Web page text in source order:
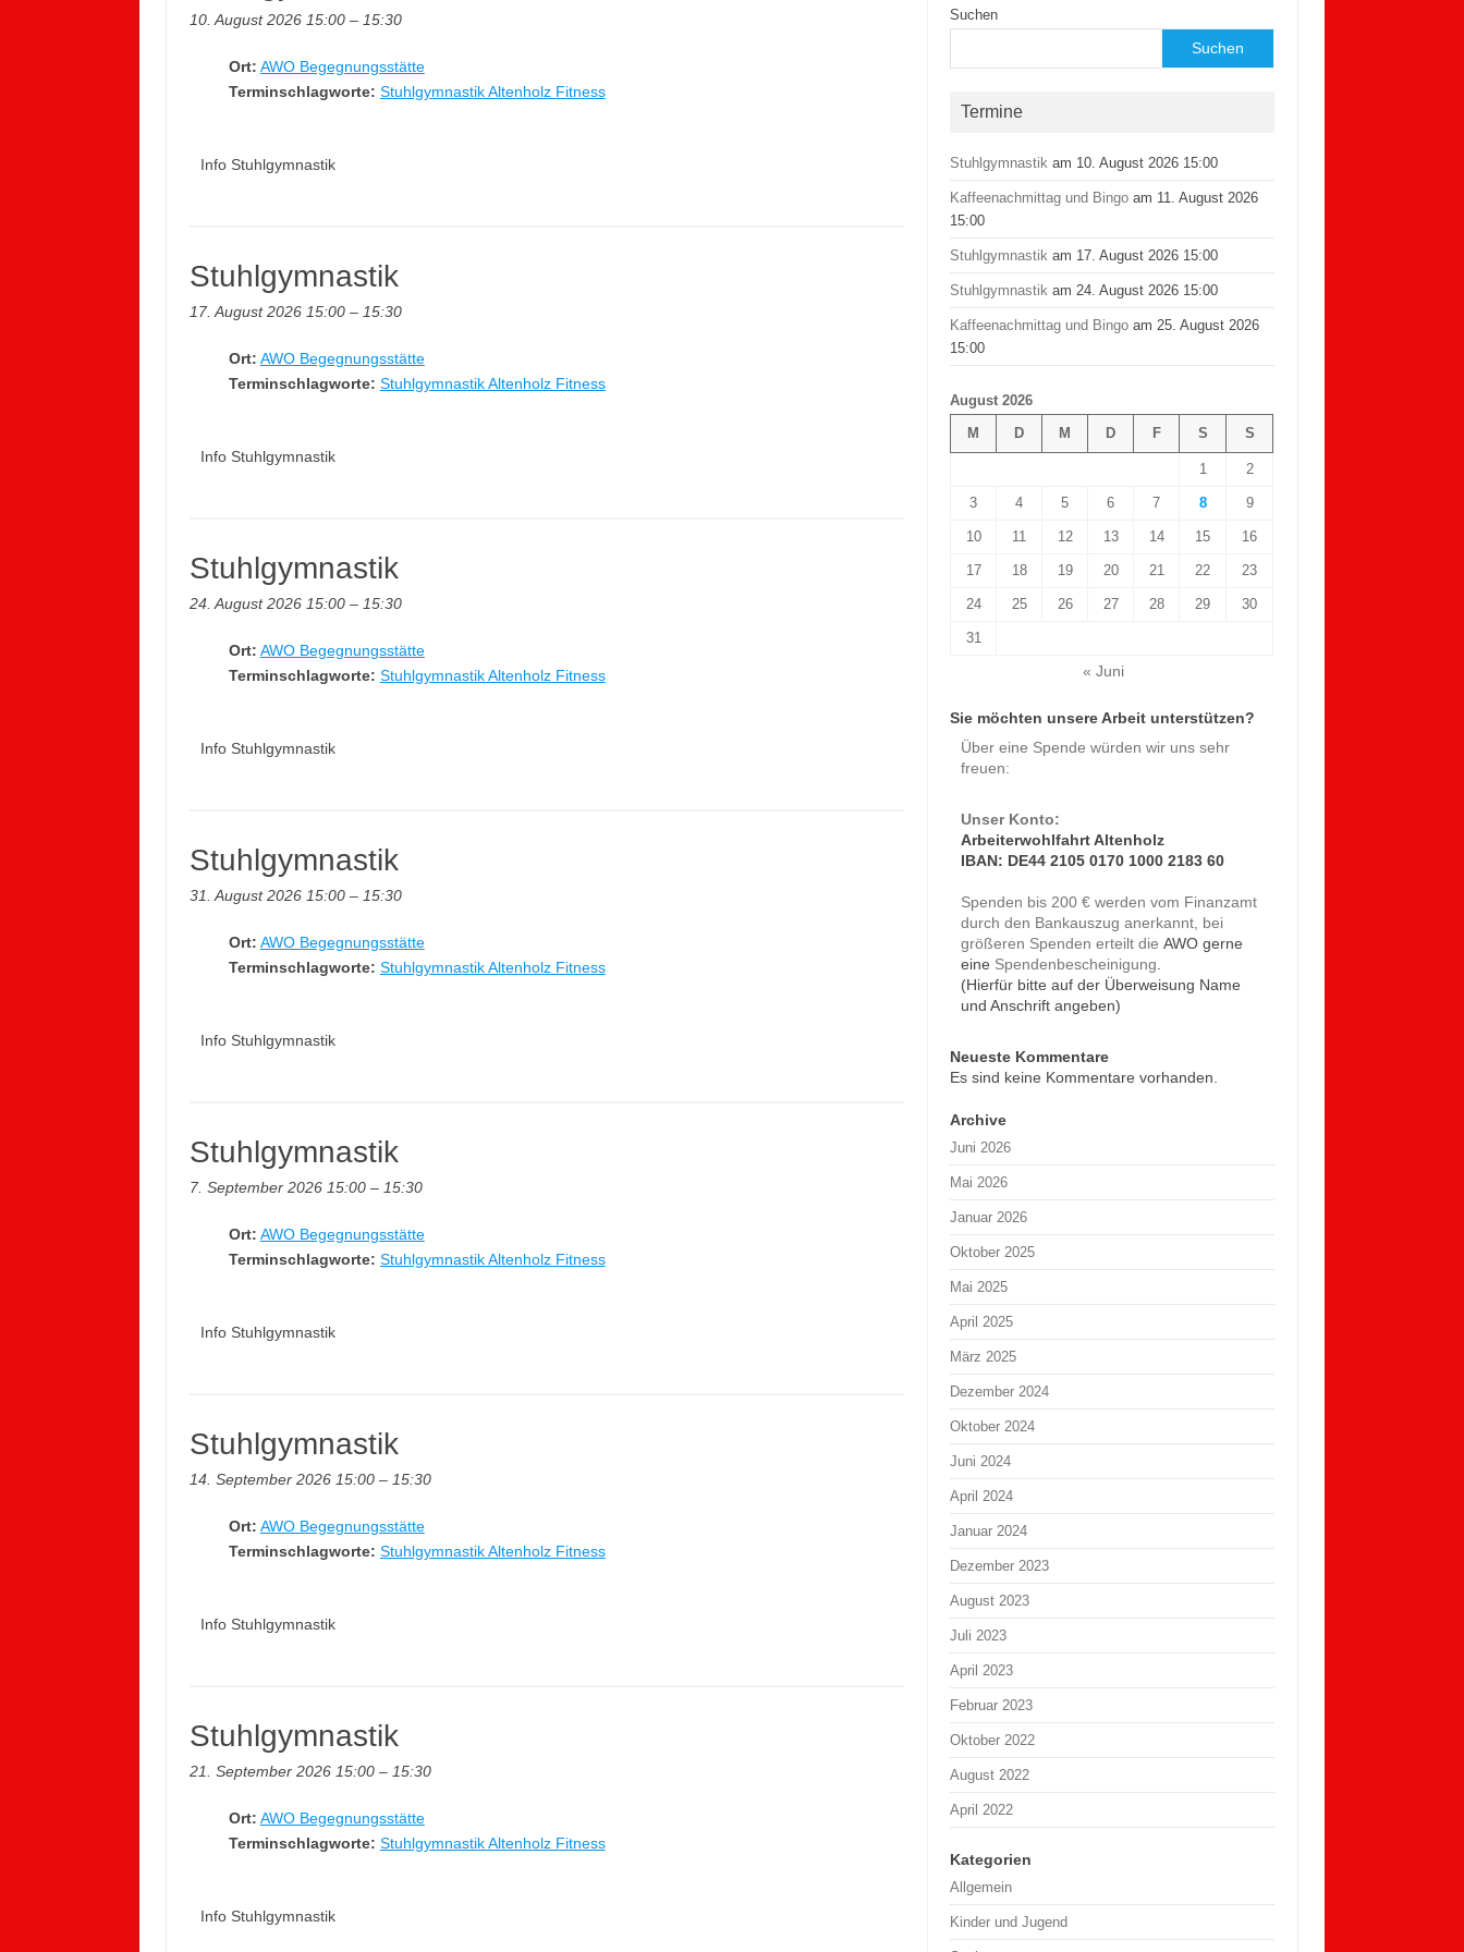
10. August 2026 15:00– 15:30
Ort: AWO Begegnungsstätte
Terminschlagworte: Stuhlgymnastik Altenholz Fitness
Info Stuhlgymnastik
Stuhlgymnastik
17. August 2026 15:00– 15:30
Ort: AWO Begegnungsstätte
Terminschlagworte: Stuhlgymnastik Altenholz Fitness
Info Stuhlgymnastik
Stuhlgymnastik
24. August 2026 15:00– 15:30
Ort: AWO Begegnungsstätte
Terminschlagworte: Stuhlgymnastik Altenholz Fitness
Info Stuhlgymnastik
Stuhlgymnastik
31. August 2026 15:00– 15:30
Ort: AWO Begegnungsstätte
Terminschlagworte: Stuhlgymnastik Altenholz Fitness
Info Stuhlgymnastik
Stuhlgymnastik
7. September 2026 15:00– 15:30
Ort: AWO Begegnungsstätte
Terminschlagworte: Stuhlgymnastik Altenholz Fitness
Info Stuhlgymnastik
Stuhlgymnastik
14. September 2026 15:00– 15:30
Ort: AWO Begegnungsstätte
Terminschlagworte: Stuhlgymnastik Altenholz Fitness
Info Stuhlgymnastik
Stuhlgymnastik
21. September 2026 15:00– 15:30
Ort: AWO Begegnungsstätte
Terminschlagworte: Stuhlgymnastik Altenholz Fitness
Info Stuhlgymnastik
Suchen
Suchen
Termine
Stuhlgymnastik am 10. August 2026 15:00
Kaffeenachmittag und Bingo am 11. August 2026
15:00
Stuhlgymnastik am 17. August 2026 15:00
Stuhlgymnastik am 24. August 2026 15:00
Kaffeenachmittag und Bingo am 25. August 2026
15:00
August 2026
M
D M D F S S
1 2
3 4 5 6 7 8 9
10 11 12 13 14 15 16
17 18 19 20 21 22 23
24 25 26 27 28 29 30
31
« Juni
Sie möchten unsere Arbeit unterstützen?
Über eine Spende würden wir uns sehr
freuen:
Unser Konto:
Arbeiterwohlfahrt Altenholz
IBAN: DE44 2105 0170 1000 2183 60
Spenden bis 200 € werden vom Finanzamt
durch den Bankauszug anerkannt, bei
größeren Spenden erteilt dieAWO gerne
eine Spendenbescheinigung
(Hierfür bitte auf der Überweisung Name
und Anschrift angeben)
Neueste Kommentare
Es sind keine Kommentare vorhanden.
Archive
Juni 2026
Mai 2026
Januar 2026
Oktober 2025
Mai 2025
April 2025
März 2025
Dezember 2024
Oktober 2024
Juni 2024
April 2024
Januar 2024
Dezember 2023
August 2023
Juli 2023
April 2023
Februar 2023
Oktober 2022
August 2022
April 2022
Kategorien
Allgemein
Kinder und Jugend